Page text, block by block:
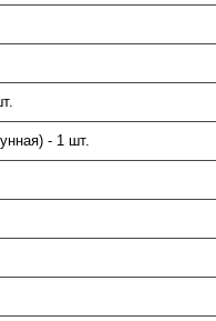
- 1 шт.